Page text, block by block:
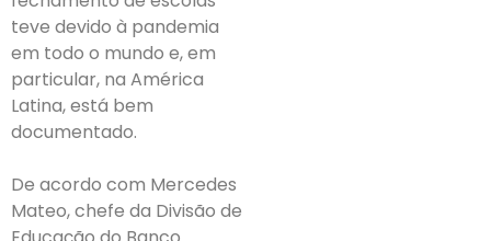
teve devido à pandemia
em todo o mundo e, em
particular, na América
Latina, está bem
documentado.
De acordo com Mercedes
Mateo, chefe da Divisão de